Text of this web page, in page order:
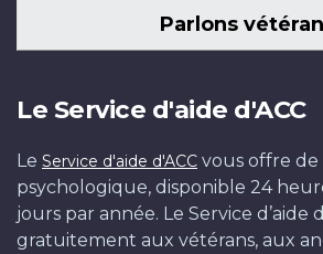
Parlons
Le Service d'aide d'ACC
Le Service d'aide d'ACC vous offre de
psychologique, disponible 24
jours par année. Le Service d’aide
gratuitement aux vétérans, aux